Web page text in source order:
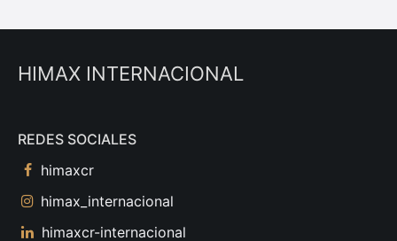
HIMAX INTERNACIONAL
REDES SOCIALES
himaxcr
himax_internacional
himaxcr-internacional